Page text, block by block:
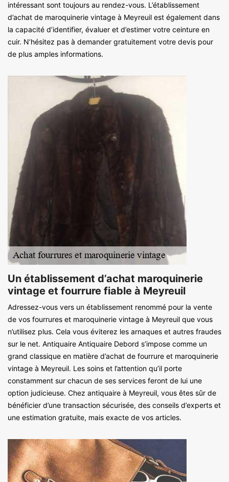
intéressant sont toujours au rendez-vous. L’établissement
d’achat de maroquinerie vintage à Meyreuil est également dans
la capacité d’identifier, évaluer et d’estimer votre ceinture en
cuir. N’hésitez pas à demander gratuitement votre devis pour
de plus amples informations.
Un établissement d’achat maroquinerie
vintage et fourrure fiable à Meyreuil
Adressez-vous vers un établissement renommé pour la vente
de vos fourrures et maroquinerie vintage à Meyreuil que vous
n’utilisez plus. Cela vous éviterez les arnaques et autres fraudes
sur le net. Antiquaire Antiquaire Debord s’impose comme un
grand classique en matière d’achat de fourrure et maroquinerie
vintage à Meyreuil. Les soins et l’attention qu’il porte
constamment sur chacun de ses services feront de lui une
option judicieuse. Chez antiquaire à Meyreuil, vous êtes sûr de
bénéficier d’une transaction sécurisée, des conseils d’experts et
une estimation gratuite, mais exacte de vos articles.